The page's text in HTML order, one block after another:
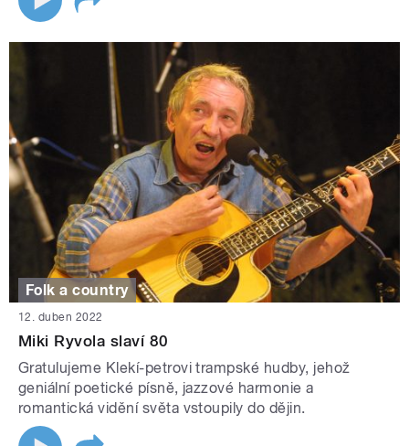
Folk a country
12. duben 2022
Miki Ryvola slaví 80
Gratulujeme Klekí-petrovi trampské hudby, jehož
geniální poetické písně, jazzové harmonie a
romantická vidění světa vstoupily do dějin.